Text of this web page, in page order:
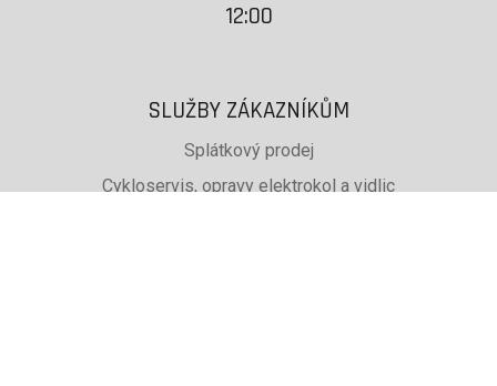
12:00
SLUŽBY ZÁKAZNÍKŮM
Splátkový prodej
Cykloservis, opravy elektrokol a vidlic